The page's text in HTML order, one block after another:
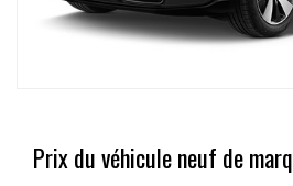
Prix du véhicule neuf de